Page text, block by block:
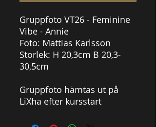
Gruppfoto VT26 - Feminine
Vibe - Annie
Foto: Mattias Karlsson
Storlek: H 20,3cm B 20,3-
30,5cm
Gruppfoto hämtas ut på
LiXha efter kursstart